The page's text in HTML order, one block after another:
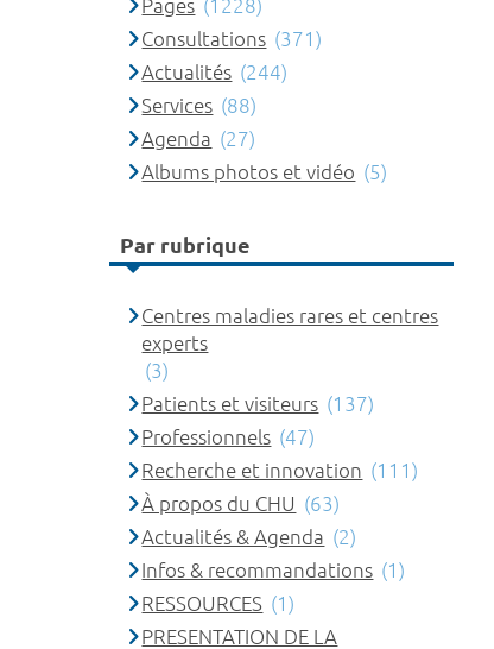
Pages (1228)
Consultations (371)
Actualités (244)
Services (88)
Agenda (27)
Albums photos et vidéo (5)
Par rubrique
Centres maladies rares et centres
experts
(3)
Patients et visiteurs (137)
Professionnels (47)
Recherche et innovation (111)
À propos du CHU (63)
Actualités & Agenda (2)
Infos & recommandations (1)
RESSOURCES (1)
PRESENTATION DE LA